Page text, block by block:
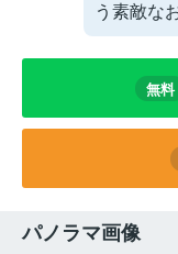
う素敵な
無料
パノラマ画像